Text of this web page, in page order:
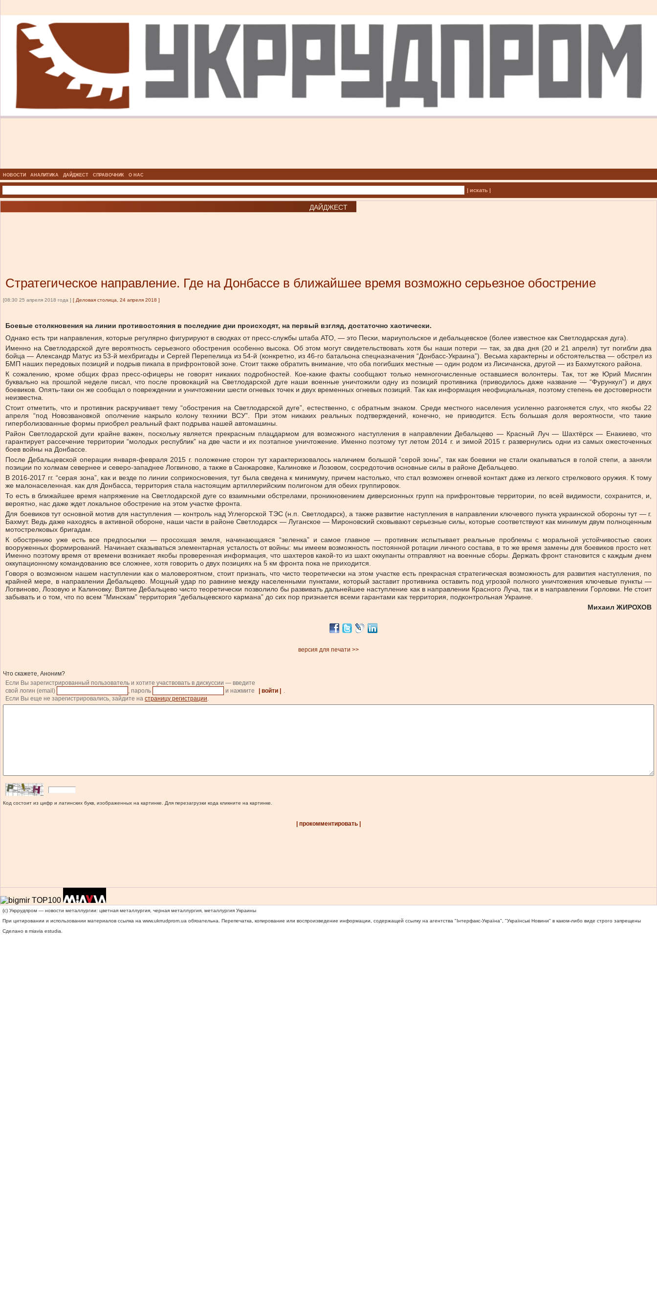
НОВОСТИ АНАЛИТИКА ДАЙДЖЕСТ СПРАВОЧНИК О НАС
| искать |
ДАЙДЖЕСТ
Стратегическое направление. Где на Донбассе в ближайшее время возможно серьезное обострение
[08:30 25 апреля 2018 года ] [ Деловая столица, 24 апреля 2018 ]
Боевые столкновения на линии противостояния в последние дни происходят, на первый взгляд, достаточно хаотически.
Однако есть три направления, которые регулярно фигурируют в сводках от пресс-службы штаба АТО, — это Пески, мариупольское и дебальцевское (более известное как Светлодарская дуга).
Именно на Светлодарской дуге вероятность серьезного обострения особенно высока. Об этом могут свидетельствовать хотя бы наши потери — так, за два дня (20 и 21 апреля) тут погибли два
бойца — Александр Матус из 53-й мехбригады и Сергей Перепелица из 54-й (конкретно, из 46-го батальона спецназначения “Донбасс-Украина”). Весьма характерны и обстоятельства — обстрел из
БМП наших передовых позиций и подрыв пикапа в прифронтовой зоне. Стоит также обратить внимание, что оба погибших местные — один родом из Лисичанска, другой — из Бахмутского района.
К сожалению, кроме общих фраз пресс-офицеры не говорят никаких подробностей. Кое-какие факты сообщают только немногочисленные оставшиеся волонтеры. Так, тот же Юрий Мисягин
буквально на прошлой неделе писал, что после провокаций на Светлодарской дуге наши военные уничтожили одну из позиций противника (приводилось даже название — “Фурункул”) и двух
боевиков. Опять-таки он же сообщал о повреждении и уничтожении шести огневых точек и двух временных огневых позиций. Так как информация неофициальная, поэтому степень ее достоверности
неизвестна.
Стоит отметить, что и противник раскручивает тему “обострения на Светлодарской дуге”, естественно, с обратным знаком. Среди местного населения усиленно разгоняется слух, что якобы 22
апреля “под Новозвановкой ополчение накрыло колону техники ВСУ”. При этом никаких реальных подтверждений, конечно, не приводится. Есть большая доля вероятности, что такие
гиперболизованные формы приобрел реальный факт подрыва нашей автомашины.
Район Светлодарской дуги крайне важен, поскольку является прекрасным плацдармом для возможного наступления в направлении Дебальцево — Красный Луч — Шахтёрск — Енакиево, что
гарантирует рассечение территории “молодых республик” на две части и их поэтапное уничтожение. Именно поэтому тут летом 2014 г. и зимой 2015 г. развернулись одни из самых ожесточенных
боев войны на Донбассе.
После Дебальцевской операции января-февраля 2015 г. положение сторон тут характеризовалось наличием большой “серой зоны”, так как боевики не стали окапываться в голой степи, а заняли
позиции по холмам севернее и северо-западнее Логвиново, а также в Санжаровке, Калиновке и Лозовом, сосредоточив основные силы в районе Дебальцево.
В 2016-2017 гг. “серая зона”, как и везде по линии соприкосновения, тут была сведена к минимуму, причем настолько, что стал возможен огневой контакт даже из легкого стрелкового оружия. К тому
же малонаселенная. как для Донбасса, территория стала настоящим артиллерийским полигоном для обеих группировок.
То есть в ближайшее время напряжение на Светлодарской дуге со взаимными обстрелами, проникновением диверсионных групп на прифронтовые территории, по всей видимости, сохранится, и,
вероятно, нас даже ждет локальное обострение на этом участке фронта.
Для боевиков тут основной мотив для наступления — контроль над Углегорской ТЭС (н.п. Светлодарск), а также развитие наступления в направлении ключевого пункта украинской обороны тут — г.
Бахмут. Ведь даже находясь в активной обороне, наши части в районе Светлодарск — Луганское — Мироновский сковывают серьезные силы, которые соответствуют как минимум двум полноценным
мотострелковых бригадам.
К обострению уже есть все предпосылки — просохшая земля, начинающаяся “зеленка” и самое главное — противник испытывает реальные проблемы с моральной устойчивостью своих
вооруженных формирований. Начинает сказываться элементарная усталость от войны: мы имеем возможность постоянной ротации личного состава, в то же время замены для боевиков просто нет.
Именно поэтому время от времени возникает якобы проверенная информация, что шахтеров какой-то из шахт оккупанты отправляют на военные сборы. Держать фронт становится с каждым днем
оккупационному командованию все сложнее, хотя говорить о двух позициях на 5 км фронта пока не приходится.
Говоря о возможном нашем наступлении как о маловероятном, стоит признать, что чисто теоретически на этом участке есть прекрасная стратегическая возможность для развития наступления, по
крайней мере, в направлении Дебальцево. Мощный удар по равнине между населенными пунктами, который заставит противника оставить под угрозой полного уничтожения ключевые пункты —
Логвиново, Лозовую и Калиновку. Взятие Дебальцево чисто теоретически позволило бы развивать дальнейшее наступление как в направлении Красного Луча, так и в направлении Горловки. Не стоит
забывать и о том, что по всем “Минскам” территория “дебальцевского кармана” до сих пор признается всеми гарантами как территория, подконтрольная Украине.
Михаил ЖИРОХОВ
версия для печати >>
Что скажете, Аноним?
Если Вы зарегистрированный пользователь и хотите участвовать в дискуссии — введите
свой логин (email)
, пароль и нажмите | войти |
.
Если Вы еще не зарегистрировались, зайдите на страницу регистрации.
Код состоит из цифр и латинских букв, изображенных на картинке. Для перезагрузки кода кликните на картинке.
| прокомментировать |
(c) Укррудпром — новости металлургии: цветная металлургия, черная металлургия, металлургия Украины
При цитировании и использовании материалов ссылка на www.ukrrudprom.ua обязательна. Перепечатка, копирование или воспроизведение информации, содержащей ссылку на агентства "Iнтерфакс-Україна", "Українськi Новини" в каком-либо виде строго запрещены
Сделано в miavia estudia.